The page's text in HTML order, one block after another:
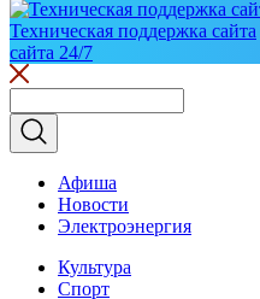
Техническая поддержка сайта
сайта 24/7
Афиша
Новости
Электроэнергия
Культура
Спорт